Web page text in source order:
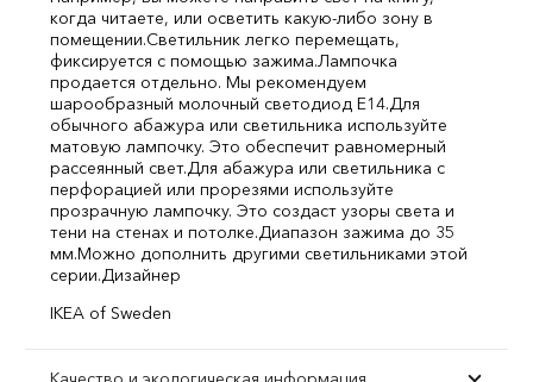
когда читаете, или осветить какую-либо зону в
помещении.Светильник легко перемещать,
фиксируется с помощью зажима.Лампочка
продается отдельно. Мы рекомендуем
шарообразный молочный светодиод E14.Для
обычного абажура или светильника используйте
матовую лампочку. Это обеспечит равномерный
рассеянный свет.Для абажура или светильника с
перфорацией или прорезями используйте
прозрачную лампочку. Это создаст узоры света и
тени на стенах и потолке.Диапазон зажима до 35
мм.Можно дополнить другими светильниками этой
серии.Дизайнер
IKEA of Sweden